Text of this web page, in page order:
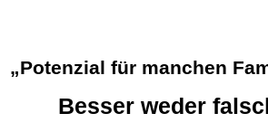
„Potenzial für manchen
Besser weder